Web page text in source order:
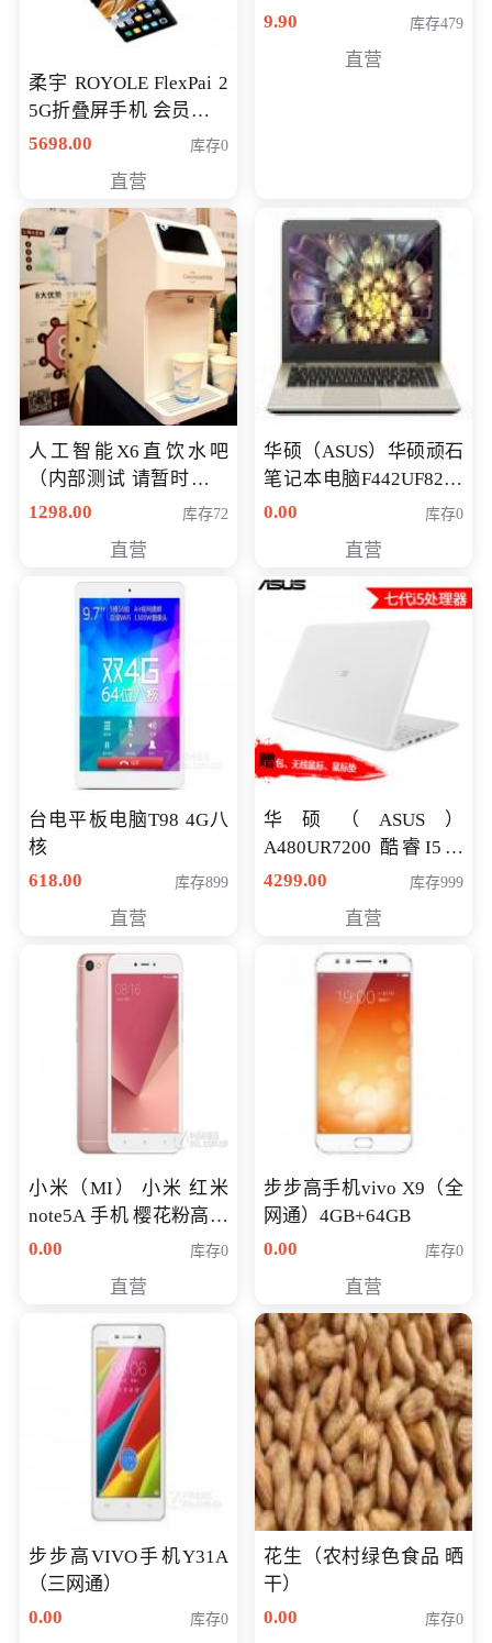
柔宇 ROYOLE FlexPai 2
5G折叠屏手机 会员专享
购买价格 4998元
5698.00 库存0
直营
9.90 库存479
直营
人工智能X6直饮水吧
（内部测试 请暂时不要
购买）
1298.00 库存72
直营
华硕（ASUS）华硕顽石
笔记本电脑F442UF8250
八代独显轻薄办公商务
0.00 库存0
直营
台电平板电脑T98 4G八
核
618.00
库存899
直营
华硕（ASUS）
A480UR7200 酷睿I5超
薄学生办公游戏独显笔
NV930-2G独
4299.00 库存999
直营
小米（MI） 小米 红米
note5A 手机 樱花粉高配
版 全网通(3G+32G)
0.00 库存0
直营
步步高手机vivo X9（全
网通）4GB+64GB
0.00
库存0
直营
步步高VIVO手机Y31A
（三网通）
0.00
库存0
花生（农村绿色食品 晒
干）
0.00
库存0